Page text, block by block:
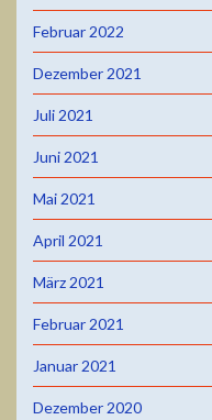
Februar 2022
Dezember 2021
Juli 2021
Juni 2021
Mai 2021
April 2021
März 2021
Februar 2021
Januar 2021
Dezember 2020